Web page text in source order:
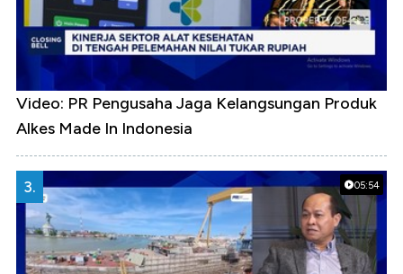
Video: PR Pengusaha Jaga Kelangsungan Produk
Alkes Made In Indonesia
05:54
3.